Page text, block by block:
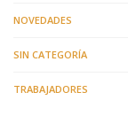
NOVEDADES
SIN CATEGORÍA
TRABAJADORES